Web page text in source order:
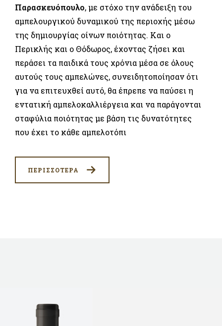
Παρασκευόπουλο, με στόχο την ανάδειξη του
αμπελουργικού δυναμικού της περιοχής μέσω
της δημιουργίας οίνων ποιότητας. Και ο
Περικλής και ο Θόδωρος, έχοντας ζήσει και
περάσει τα παιδικά τους χρόνια μέσα σε όλους
αυτούς τους αμπελώνες, συνειδητοποίησαν ότι
για να επιτευχθεί αυτό, θα έπρεπε να παύσει η
εντατική αμπελοκαλλιέργεια και να παράγονται
σταφύλια ποιότητας με βάση τις δυνατότητες
που έχει το κάθε αμπελοτόπι
ΠΕΡΙΣΣΟΤΕΡΑ